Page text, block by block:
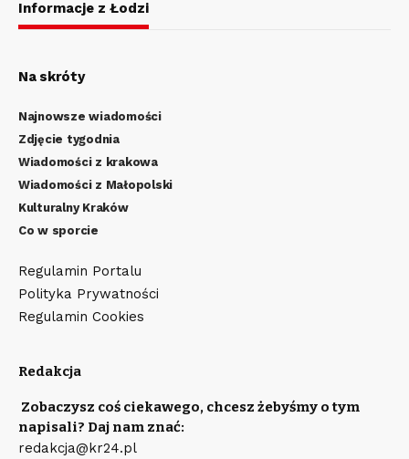
Informacje z Łodzi
Na skróty
Najnowsze wiadomości
Zdjęcie tygodnia
Wiadomości z krakowa
Wiadomości z Małopolski
Kulturalny Kraków
Co w sporcie
Regulamin Portalu
Polityka Prywatności
Regulamin Cookies
Redakcja
Zobaczysz coś ciekawego, chcesz żebyśmy o tym
napisali? Daj nam znać:
redakcja@kr24.pl